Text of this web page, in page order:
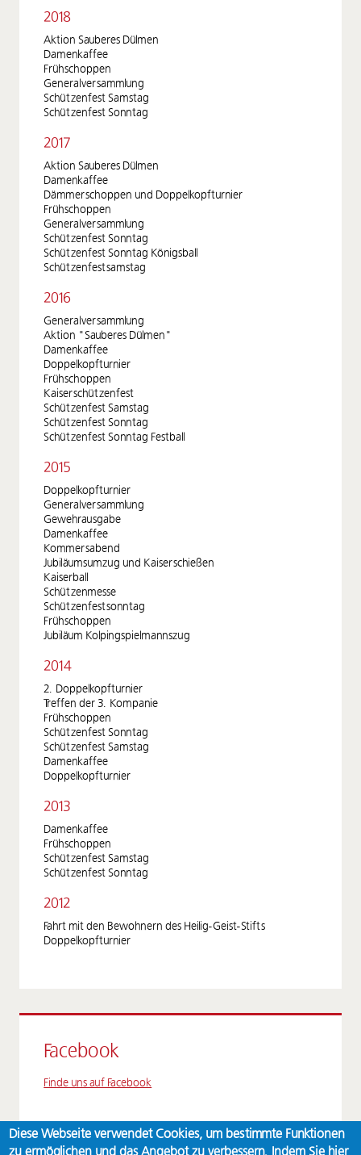
2018
Aktion Sauberes Dülmen
Damenkaffee
Frühschoppen
Generalversammlung
Schützenfest Samstag
Schützenfest Sonntag
2017
Aktion Sauberes Dülmen
Damenkaffee
Dämmerschoppen und Doppelkopfturnier
Frühschoppen
Generalversammlung
Schützenfest Sonntag
Schützenfest Sonntag Königsball
Schützenfestsamstag
2016
Generalversammlung
Aktion "Sauberes Dülmen"
Damenkaffee
Doppelkopfturnier
Frühschoppen
Kaiserschützenfest
Schützenfest Samstag
Schützenfest Sonntag
Schützenfest Sonntag Festball
2015
Doppelkopfturnier
Generalversammlung
Gewehrausgabe
Damenkaffee
Kommersabend
Jubiläumsumzug und Kaiserschießen
Kaiserball
Schützenmesse
Schützenfestsonntag
Frühschoppen
Jubiläum Kolpingspielmannszug
2014
2. Doppelkopfturnier
Treffen der 3. Kompanie
Frühschoppen
Schützenfest Sonntag
Schützenfest Samstag
Damenkaffee
Doppelkopfturnier
2013
Damenkaffee
Frühschoppen
Schützenfest Samstag
Schützenfest Sonntag
2012
Fahrt mit den Bewohnern des Heilig-Geist-Stifts
Doppelkopfturnier
Facebook
Finde uns auf Facebook
Diese Webseite verwendet Cookies, um bestimmte Funktionen
zu ermöglichen und das Angebot zu verbessern. Indem Sie hier